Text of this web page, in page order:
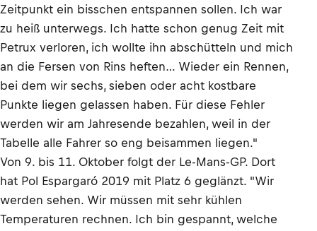
Zeitpunkt ein bisschen entspannen sollen. Ich war
zu heiß unterwegs. Ich hatte schon genug Zeit mit
Petrux verloren, ich wollte ihn abschütteln und mich
an die Fersen von Rins heften… Wieder ein Rennen,
bei dem wir sechs, sieben oder acht kostbare
Punkte liegen gelassen haben. Für diese Fehler
werden wir am Jahresende bezahlen, weil in der
Tabelle alle Fahrer so eng beisammen liegen."
Von 9. bis 11. Oktober folgt der Le-Mans-GP. Dort
hat Pol Espargaró 2019 mit Platz 6 geglänzt. "Wir
werden sehen. Wir müssen mit sehr kühlen
Temperaturen rechnen. Ich bin gespannt, welche